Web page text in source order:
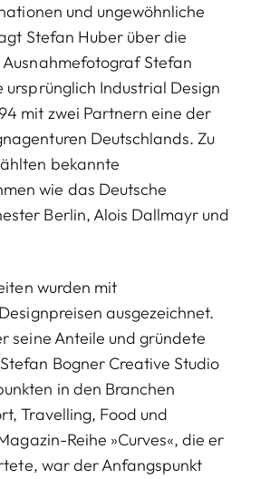
und ungewöhnliche
Stefan Huber über die
Ausnahmefotograf Stefan
ursprünglich Industrial Design
mit zwei Partnern eine der
Deutschlands. Zu
bekannte
wie das Deutsche
Berlin, Alois Dallmayr und
wurden mit
ausgezeichnet.
seine Anteile und gründete
Bogner Creative Studio
in den Branchen
Travelling, Food und
Reihe »Curves«, die er
war der Anfangspunkt